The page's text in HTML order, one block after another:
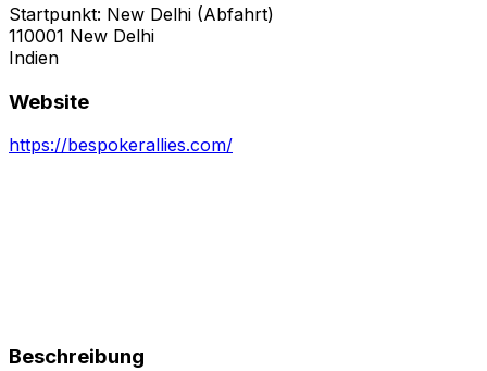
Startpunkt: New Delhi (Abfahrt)
110001 New Delhi
Indien
Website
https://bespokerallies.com/
Beschreibung